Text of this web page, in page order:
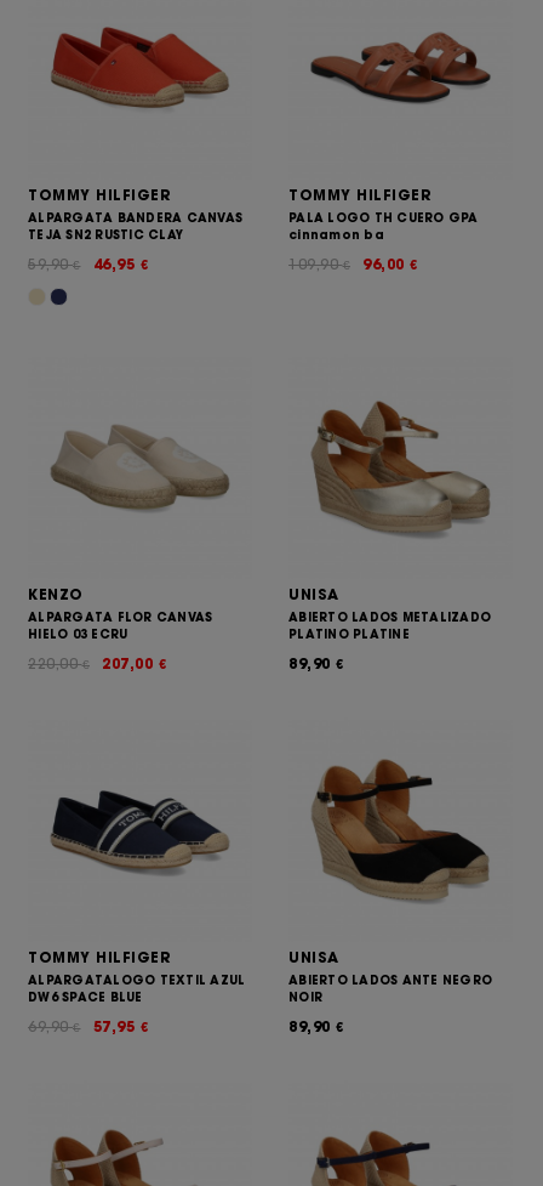
TOMMY HILFIGER
ALPARGATA BANDERA CANVAS
TEJA SN2 RUSTIC CLAY
46,95 €
59,90€
TOMMY HILFIGER
PALA LOGO TH CUERO GPA
cinnamon ba
96,00 €
109,90€
KENZO
ALPARGATA FLOR CANVAS
HIELO 03 ECRU
207,00 €
220,00€
UNISA
ABIERTO LADOS METALIZADO
PLATINO PLATINE
89,90 €
TOMMY HILFIGER
ALPARGATALOGO TEXTIL AZUL
DW6 SPACE BLUE
57,95 €
69,90€
UNISA
ABIERTO LADOS ANTE NEGRO
NOIR
89,90 €